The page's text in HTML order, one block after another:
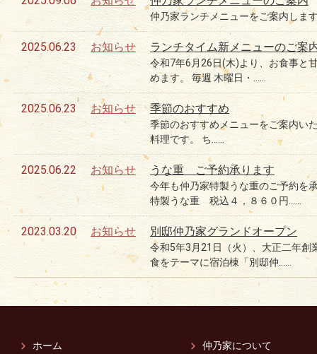
仲乃家ランチメニューをご案内しま
2025.06.23 お知らせ ランチタイム新メニューのご案
令和7年6月26日(木)より、お食事と
めます。 毎週 木曜日・……
2025.06.23 お知らせ 季節のおすすめ
季節のおすすめメニューをご案内い
料理です。 ち……
2025.06.22 お知らせ うな重 ご予約承ります
今年も仲乃家特製うな重のご予約
特製うな重 税込４，８６０円……
2023.03.20 お知らせ 別邸仲乃家グランドオープン
令和5年3月21日（火）、大正二年創
食をテーマに宿泊棟「別邸仲……
ホーム 仲乃家について